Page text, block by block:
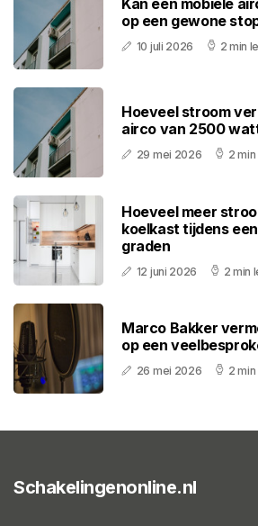
Kan een mobiele
op een gewone
10 juli 2026 2 min
Hoeveel stroom
airco van 2500
29 mei 2026 2
Hoeveel meer
koelkast tijdens
graden
12 juni 2026 2 min
Marco Bakker
op een
26 mei 2026 2
Schakelingenonline.nl